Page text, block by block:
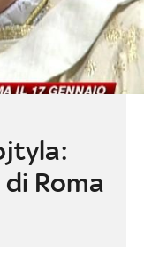
Roma